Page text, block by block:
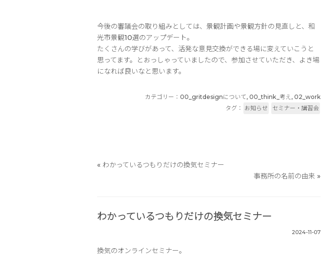
今後の審議会の取り組みとしては、景観計画や景観方針の見直しと、和
光市景観10選のアップデート。
たくさんの学びがあって、活発な意見交換ができる場に変えていこうと
思ってます。とおっしゃっていましたので、参加させていただき、よき場
になれば良いなと思います。
カテゴリー： 00_gritdesignについて, 00_think_考え, 02_work
タグ： お知らせ セミナー・講習会
« わかっているつもりだけの換気セミナー
事務所の名前の由来 »
わかっているつもりだけの換気セミナー
2024-11-07
換気のオンラインセミナー。